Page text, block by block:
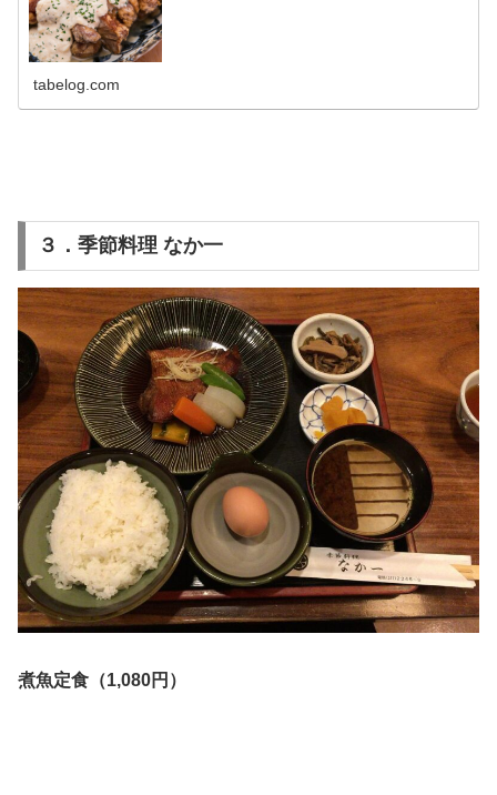
tabelog.com
３．季節料理 なか一
煮魚定食（1,080円）